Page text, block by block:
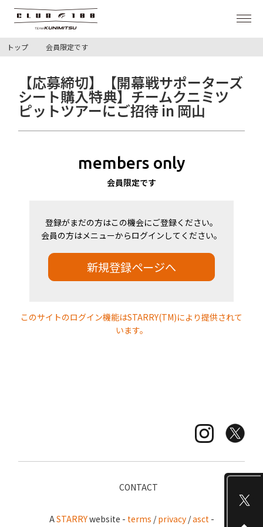
NEWS
PHOTO/MOVIE
LOGIN
トップ 会員限定です
【応募締切】【開幕戦サポーターズ
シート購入特典】チームクニミツ
ピットツアーにご招待 in 岡山
members only
会員限定です
登録がまだの方はこの機会にご登録ください。
会員の方はメニューからログインしてください。
新規登録ページへ
このサイトのログイン機能はSTARRY(TM)により提供されて
います。
ASTARRYwebsite - terms /privacy/asct-
CONTACT